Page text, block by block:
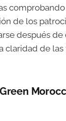
de los
después de
claridad de las